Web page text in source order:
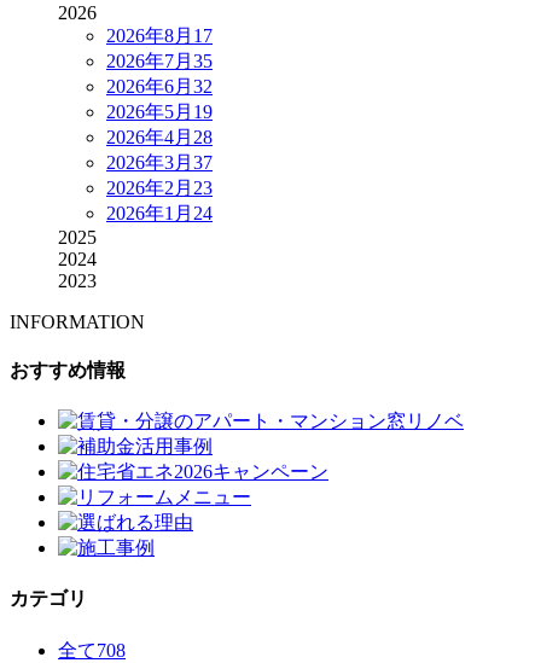
2026
2026年8月 17
2026年7月 35
2026年6月 32
2026年5月 19
2026年4月 28
2026年3月 37
2026年2月 23
2026年1月 24
2025
2024
2023
INFORMATION
おすすめ情報
カテゴリ
全て708